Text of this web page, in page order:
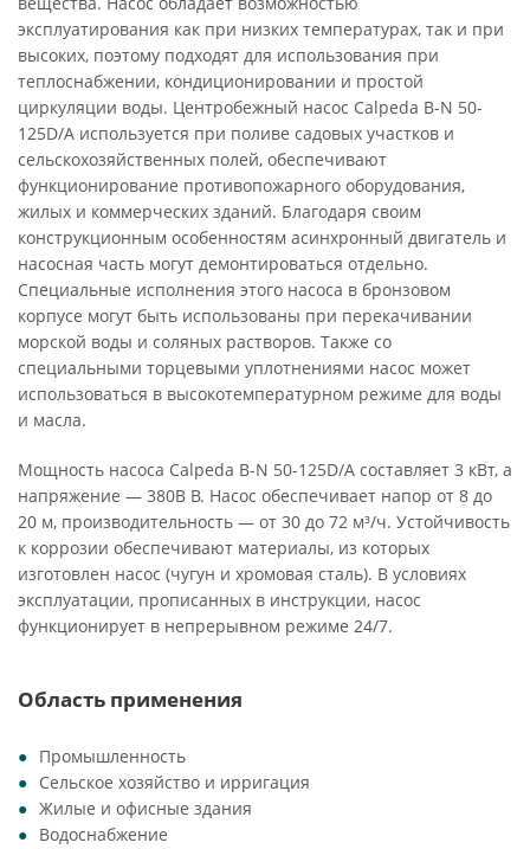
эксплуатирования как при низких температурах, так и при
высоких, поэтому подходят для использования при
теплоснабжении, кондиционировании и простой
циркуляции воды. Центробежный насос Calpeda B-N 50-
125D/A используется при поливе садовых участков и
сельскохозяйственных полей, обеспечивают
функционирование противопожарного оборудования,
жилых и коммерческих зданий. Благодаря своим
конструкционным особенностям асинхронный двигатель и
насосная часть могут демонтироваться отдельно.
Специальные исполнения этого насоса в бронзовом
корпусе могут быть использованы при перекачивании
морской воды и соляных растворов. Также со
специальными торцевыми уплотнениями насос может
использоваться в высокотемпературном режиме для воды
и масла.
Мощность насоса Calpeda B-N 50-125D/A составляет 3 кВт, а
напряжение — 380В В. Насос обеспечивает напор от 8 до
20 м, производительность — от 30 до 72 м³/ч. Устойчивость
к коррозии обеспечивают материалы, из которых
изготовлен насос (чугун и хромовая сталь). В условиях
эксплуатации, прописанных в инструкции, насос
функционирует в непрерывном режиме 24/7.
Область применения
Промышленность
Сельское хозяйство и ирригация
Жилые и офисные здания
Водоснабжение